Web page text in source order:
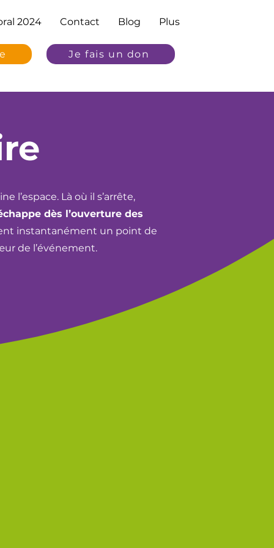
2024 Contact Blog Plus
Je fais un don
l’espace. Là où il s’arrête,
dès l’ouverture des
instantanément un point de
de l’événement.